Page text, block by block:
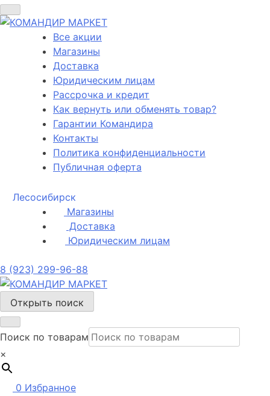
Все акции
Магазины
Доставка
Юридическим лицам
Рассрочка и кредит
Как вернуть или обменять товар?
Гарантии Командира
Контакты
Политика конфиденциальности
Публичная оферта
Лесосибирск
Магазины
Доставка
Юридическим лицам
8 (923) 299-96-88
Открыть поиск
Поиск по товарам
×
0 Избранное